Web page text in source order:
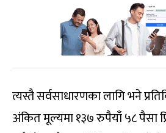
त्यस्तै सर्वसाधारणका लागि भने
अंकित मूल्यमा १३७ रुपैयाँ ५८ पैसा